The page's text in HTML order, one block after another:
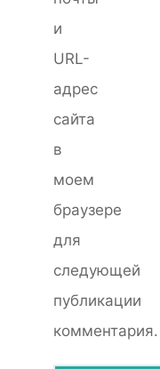
и
URL-
адрес
сайта
в
моем
браузере
для
следующей
публикации
комментария.